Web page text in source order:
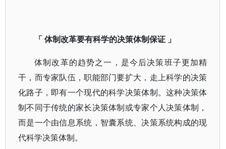
「 体制改革要有科学的决策体制保证 」
体制改革的趋势之一，是今后决策班子更加精
干，而专家队伍，职能部门要扩大，走上科学的决策
化路子，即有一个现代的科学决策体制。这种决策体
制不同于传统的家长决策体制或专家个人决策体制，
而是一个由信息系统，智囊系统、决策系统构成的现
代科学决策体制。